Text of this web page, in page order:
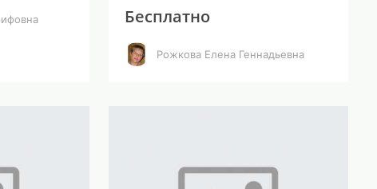
Бесплатно
Рожкова Елена Геннадьевна